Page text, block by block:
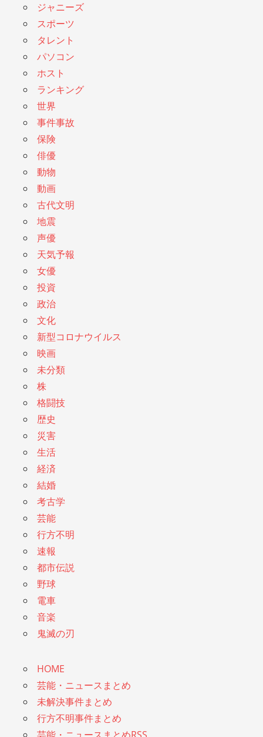
ジャニーズ
スポーツ
タレント
パソコン
ホスト
ランキング
世界
事件事故
保険
俳優
動物
動画
古代文明
地震
声優
天気予報
女優
投資
政治
文化
新型コロナウイルス
映画
未分類
株
格闘技
歴史
災害
生活
経済
結婚
考古学
芸能
行方不明
速報
都市伝説
野球
電車
音楽
鬼滅の刃
HOME
芸能・ニュースまとめ
未解決事件まとめ
行方不明事件まとめ